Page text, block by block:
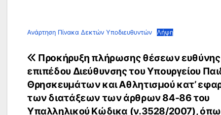
Ανάρτηση Πίνακα Δεκτών Υποδιευθυντών Λήψη
Πλοήγηση
άρθρων
Προκήρυξη πλήρωσης θέσεων ευθύνης
επιπέδου Διεύθυνσης του Υπουργείου
Θρησκευμάτων και Αθλητισμού κατ’
των διατάξεων των άρθρων 84-86 του
Υπαλληλικού Κώδικα (ν.3528/2007),